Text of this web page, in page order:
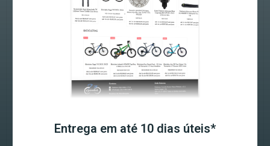
Entrega em até 10 dias úteis*